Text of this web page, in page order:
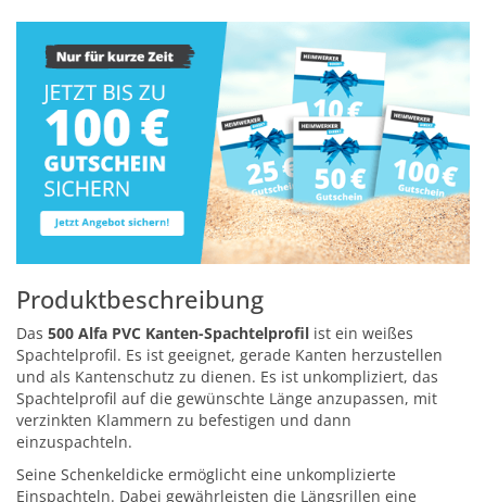
Produktbeschreibung
Das 500 Alfa PVC Kanten-Spachtelprofil ist ein weißes
Spachtelprofil. Es ist geeignet, gerade Kanten herzustellen
und als Kantenschutz zu dienen. Es ist unkompliziert, das
Spachtelprofil auf die gewünschte Länge anzupassen, mit
verzinkten Klammern zu befestigen und dann
einzuspachteln.
Seine Schenkeldicke ermöglicht eine unkomplizierte
Einspachteln. Dabei gewährleisten die Längsrillen eine